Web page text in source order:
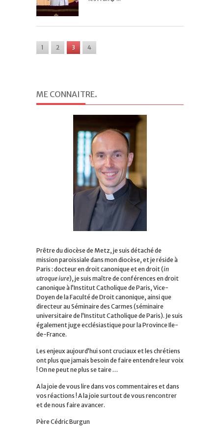
1 2 3 4
ME CONNAITRE.
Prêtre du diocèse de Metz, je suis détaché de
mission paroissiale dans mon diocèse, et je réside à
Paris : docteur en droit canonique et en droit (in
utroque iure), je suis maître de conférences en droit
canonique à l’Institut Catholique de Paris, Vice-
Doyen de la Faculté de Droit canonique, ainsi que
directeur au Séminaire des Carmes (séminaire
universitaire de l’Institut Catholique de Paris). Je suis
également juge ecclésiastique pour la Province Ile-
de-France.
Les enjeux aujourd’hui sont cruciaux et les chrétiens
ont plus que jamais besoin de faire entendre leur voix
! On ne peut ne plus se taire …
A la joie de vous lire dans vos commentaires et dans
vos réactions ! A la joie surtout de vous rencontrer
et de nous faire avancer.
Père Cédric Burgun